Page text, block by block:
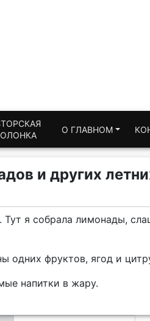
О ГЛАВНОМ
и других
я собрала лимонады,
одних фруктов, ягод и
напитки в жару.